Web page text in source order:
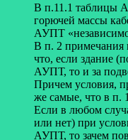
В п.11.1 таблицы
горючей массы
АУПТ
В п. 2 примечания
что, если здание
АУПТ, то и за
Причем условия,
же самые, что в п.
Если в любом
или нет) при
АУПТ, то зачем